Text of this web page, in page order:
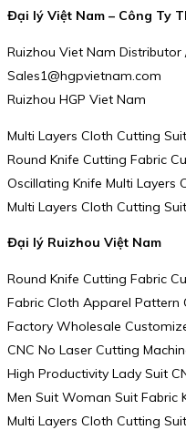
Đại lý Việt Nam – Công Ty
Ruizhou Viet Nam Distributor
Sales1@hgpvietnam.com
Ruizhou HGP Viet Nam
Multi Layers Cloth Cutting
Round Knife Cutting Fabric
Oscillating Knife Multi Layers
Multi Layers Cloth Cutting
Đại lý Ruizhou Việt Nam
Round Knife Cutting Fabric
Fabric Cloth Apparel Pattern
Factory Wholesale
CNC No Laser Cutting
High Productivity Lady Suit
Men Suit Woman Suit Fabric
Multi Layers Cloth Cutting